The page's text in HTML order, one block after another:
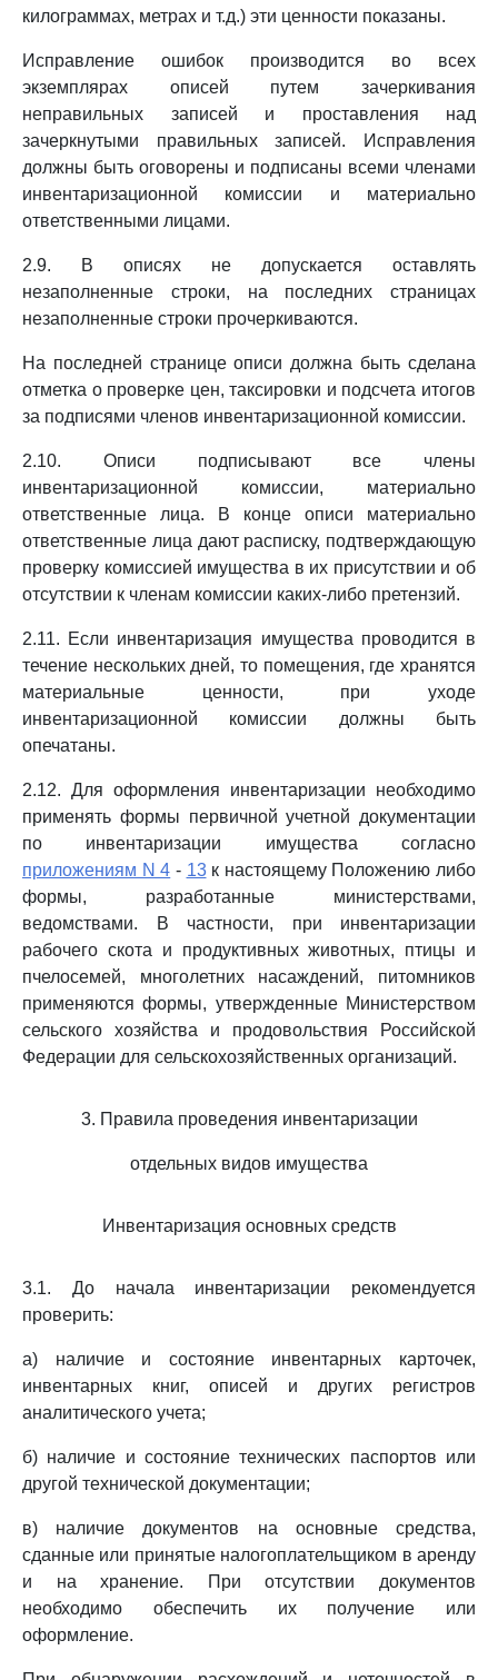
килограммах, метрах и т.д.) эти ценности показаны.
Исправление ошибок производится во всех
экземплярах описей путем зачеркивания
неправильных записей и проставления над
зачеркнутыми правильных записей. Исправления
должны быть оговорены и подписаны всеми членами
инвентаризационной комиссии и материально
ответственными лицами.
2.9. В описях не допускается оставлять
незаполненные строки, на последних страницах
незаполненные строки прочеркиваются.
На последней странице описи должна быть сделана
отметка о проверке цен, таксировки и подсчета итогов
за подписями членов инвентаризационной комиссии.
2.10. Описи подписывают все члены
инвентаризационной комиссии, материально
ответственные лица. В конце описи материально
ответственные лица дают расписку, подтверждающую
проверку комиссией имущества в их присутствии и об
отсутствии к членам комиссии каких-либо претензий.
2.11. Если инвентаризация имущества проводится в
течение нескольких дней, то помещения, где хранятся
материальные ценности, при уходе
инвентаризационной комиссии должны быть
опечатаны.
2.12. Для оформления инвентаризации необходимо
применять формы первичной учетной документации
по инвентаризации имущества согласно
приложениям N 4 - 13к настоящему Положению либо
формы, разработанные министерствами,
ведомствами. В частности, при инвентаризации
рабочего скота и продуктивных животных, птицы и
пчелосемей, многолетних насаждений, питомников
применяются формы, утвержденные Министерством
сельского хозяйства и продовольствия Российской
Федерации для сельскохозяйственных организаций.
3. Правила проведения инвентаризации
отдельных видов имущества
Инвентаризация основных средств
3.1. До начала инвентаризации рекомендуется
проверить:
а) наличие и состояние инвентарных карточек,
инвентарных книг, описей и других регистров
аналитического учета;
б) наличие и состояние технических паспортов или
другой технической документации;
в) наличие документов на основные средства,
сданные или принятые налогоплательщиком в аренду
и на хранение. При отсутствии документов
необходимо обеспечить их получение или
оформление.